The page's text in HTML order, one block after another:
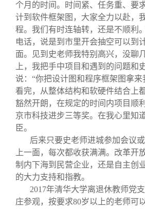
个月的时间。时间紧、任务重、要
计到软件框架图，大家全力以赴，
程。我们有时连轴转，还是不顺利
电话，说是到市里开会抽空可以到
面。见到史老师我特别高兴，没聊
上，我把手中项目和遇到的问题和
说：“你把设计图和程序框架图拿来
看完，从整体结构和软硬件结合上
豁然开朗，在规定的时间内项目顺
京市科技进步三等奖。在我心里知
臣。
后来只要史老师进城参加会议
上一面，每次都收获满满。改革开
制内下海到民营企业，还是自主创
的大力支持和指教。
2017年清华大学离退休教师党
庄参观，按要求80岁以上的老师可